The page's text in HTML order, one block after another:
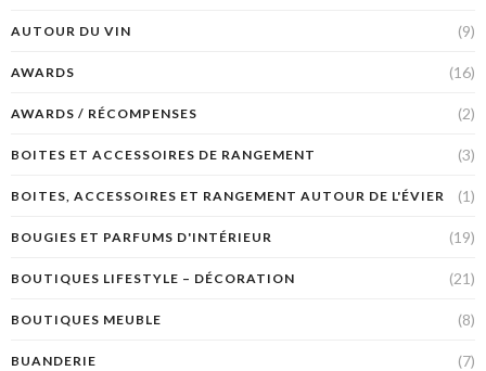
AUTOUR DU VIN (9)
AWARDS (16)
AWARDS / RÉCOMPENSES (2)
BOITES ET ACCESSOIRES DE RANGEMENT (3)
BOITES, ACCESSOIRES ET RANGEMENT AUTOUR DE L'ÉVIER (1)
BOUGIES ET PARFUMS D'INTÉRIEUR (19)
BOUTIQUES LIFESTYLE – DÉCORATION (21)
BOUTIQUES MEUBLE (8)
BUANDERIE (7)